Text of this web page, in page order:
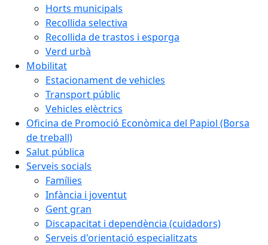
Horts municipals
Recollida selectiva
Recollida de trastos i esporga
Verd urbà
Mobilitat
Estacionament de vehicles
Transport públic
Vehicles elèctrics
Oficina de Promoció Econòmica del Papiol (Borsa
de treball)
Salut pública
Serveis socials
Famílies
Infància i joventut
Gent gran
Discapacitat i dependència (cuidadors)
Serveis d'orientació especialitzats